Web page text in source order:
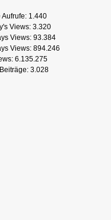
Aufrufe: 1.440
Views: 3.320
Views: 93.384
Views: 894.246
6.135.275
3.028